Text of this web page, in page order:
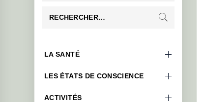
Rechercher :
Primary
LA SANTÉ
LES ÉTATS DE CONSCIENCE
ACTIVITÉS